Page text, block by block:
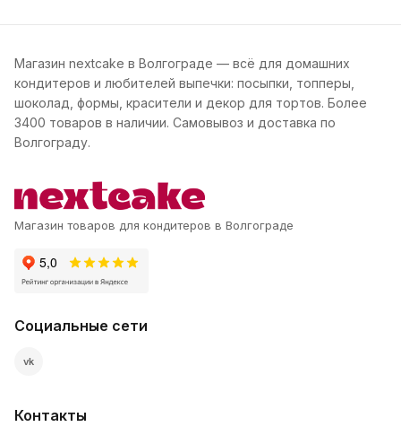
Магазин nextcake в Волгограде — всё для домашних
кондитеров и любителей выпечки: посыпки, топперы,
шоколад, формы, красители и декор для тортов. Более
3400 товаров в наличии. Самовывоз и доставка по
Волгограду.
Магазин товаров для кондитеров в Волгограде
Социальные сети
vk
Контакты